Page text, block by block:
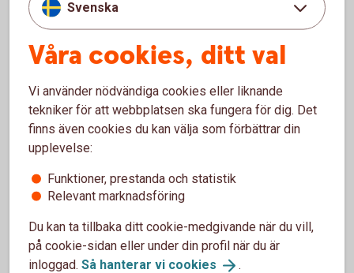
Hållbara fonder
på världens hållbarhetsutmaningar. Det gynnar både
företagen och de som investerar i dem. Som en del
av vår finansiella analys identifierar vi företagens
hållbarhetsrisker samt deras förbättringsmöjligheter.
Hållbarafonder
Svenska
Våra cookies, ditt val
Vi använder nödvändiga cookies eller liknande
tekniker för att webbplatsen ska fungera för dig. Det
finns även cookies du kan välja som förbättrar din
upplevelse:
Funktioner, prestanda och statistik
Relevant marknadsföring
Du kan ta tillbaka ditt cookie-medgivande när du vill,
på cookie-sidan eller under din profil när du är
inloggad. Så hanterar vi cookies .